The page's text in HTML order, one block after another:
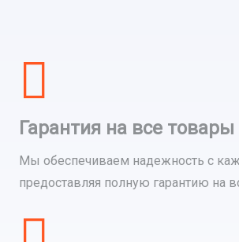
Гарантия на все товары
Мы обеспечиваем надежность с
предоставляя полную гарантию на